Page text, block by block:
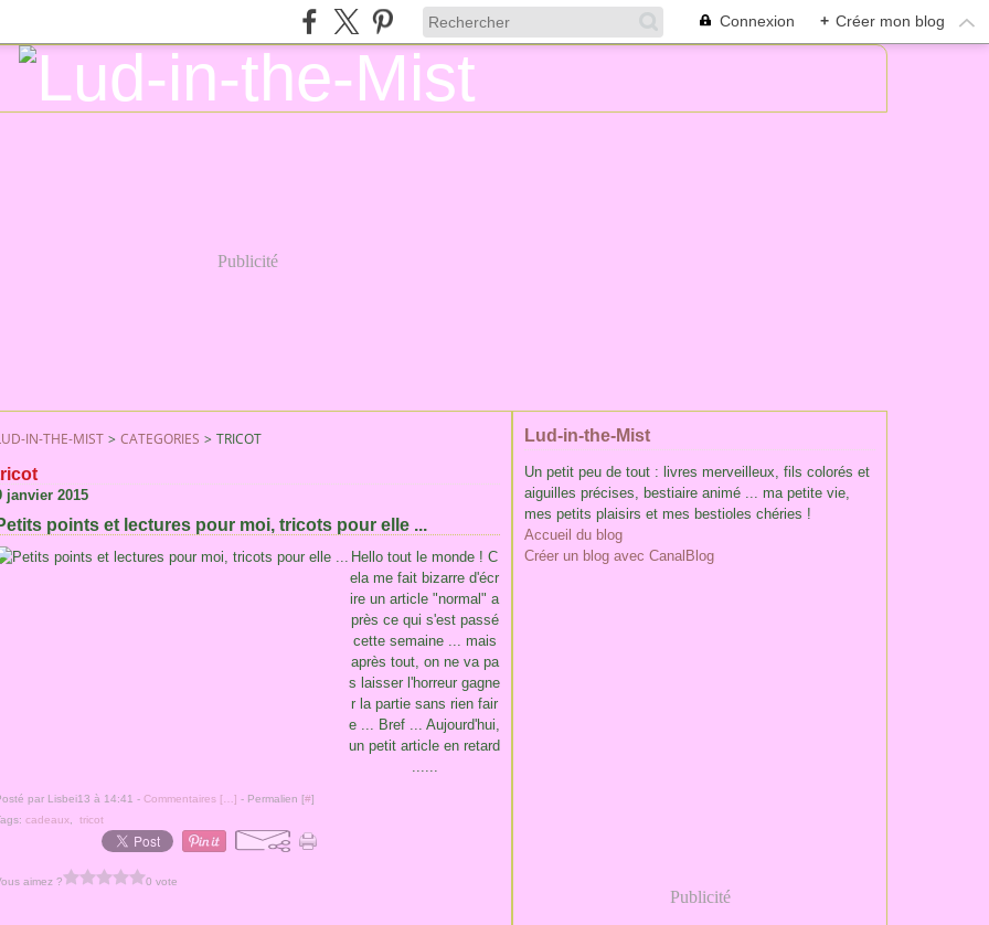
Connexion + Créer mon blog
Publicité
IN-THE-MIST > CATEGORIES > TRICOT
janvier 2015
points et lectures pour moi, tricots pour elle ...
Hello tout le monde ! C
ela me fait bizarre d'écr
ire un article "normal" a
près ce qui s'est passé
cette semaine ... mais
après tout, on ne va pa
s laisser l'horreur gagne
r la partie sans rien fair
e ... Bref ... Aujourd'hui,
un petit article en retard
......
par Lisbei13 à 14:41 - Commentaires [ ] - Permalien [#]
cadeaux tricot
aimez ? 0 vote
Lud-in-the-Mist
Un petit peu de tout : livres merveilleux, fils colorés et
aiguilles précises, bestiaire animé ... ma petite vie,
mes petits plaisirs et mes bestioles chéries !
Accueil du blog
Créer un blog avec CanalBlog
Publicité